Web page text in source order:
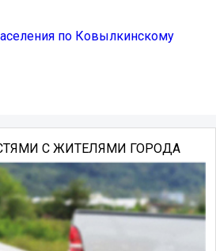
по Ковылкинскому
С ЖИТЕЛЯМИ ГОРОДА